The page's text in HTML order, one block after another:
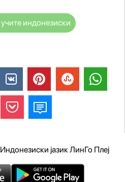
индонезиски
јазик ЛинГо Плеј